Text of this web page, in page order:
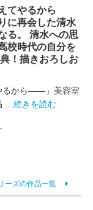
てやるから
再会した清水
る。 清水への思
校時代の自分を
！描きおろしお
るから――」美容室
…続きを読む
ーズの作品一覧